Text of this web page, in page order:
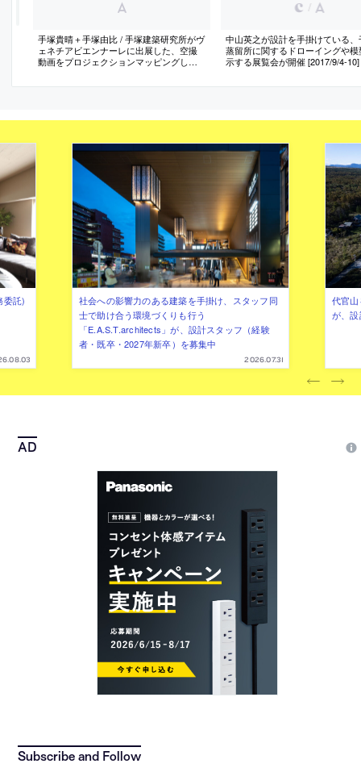
手塚貴晴＋手塚由比 / 手塚建築研究所がヴ
ェネチアビエンナーレに出展した、空撮
動画をプロジェクションマッピングした
中山英之が設計を手掛けている、
蒸留所に関するドローイングや模
示する展覧会が開催 [2017/9/4-10]
委託)
社会への影響力のある建築を手掛け、スタッフ同
士で助け合う環境づくりも行う
「E.A.S.T.architects」が、設計スタッフ（経験
者・既卒・2027年新卒）を募集中
2026.07.31
代官
が、